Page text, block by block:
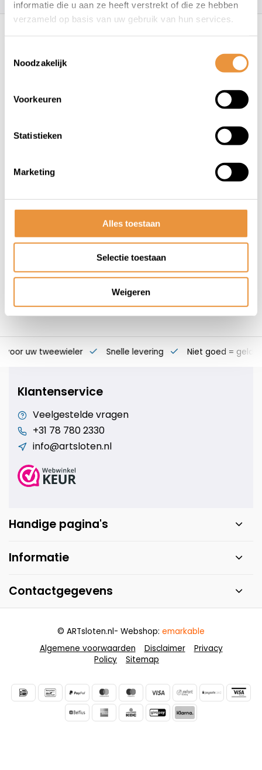
informatie die u aan ze heeft verstrekt of die ze hebben
verzameld op basis van uw gebruik van hun services.
Noodzakelijk
Voorkeuren
Statistieken
Marketing
Alles toestaan
Selectie toestaan
Weigeren
Recent bekeken
Mirage voor 16 ~20 vouwfiets
63,95
voor uw tweewieler Snelle levering Niet goed = geld
Klantenservice
Veelgestelde vragen
+31 78 780 2330
info@artsloten.nl
Handige pagina's
Informatie
Contactgegevens
Algemene voorwaarden Disclaimer
Privacy
Policy
Sitemap
© ARTsloten.nl- Webshop: emarkable